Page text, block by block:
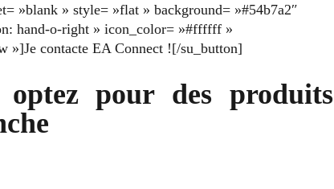
»blank » style= »flat » background= »#54b7a2″
hand-o-right » icon_color= »#ffffff »
»]Je contacte EA Connect ![/su_button]
optez pour des produits